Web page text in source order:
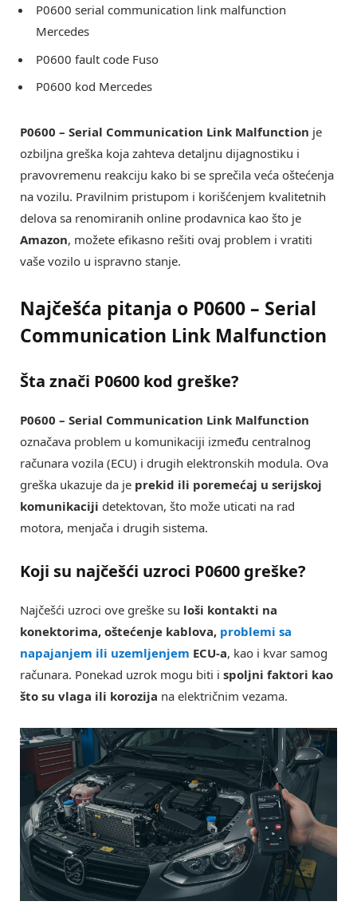
P0600 serial communication link malfunction
Mercedes
P0600 fault code Fuso
P0600 kod Mercedes
P0600 – Serial Communication Link Malfunction je
ozbiljna greška koja zahteva detaljnu dijagnostiku i
pravovremenu reakciju kako bi se sprečila veća oštećenja
na vozilu. Pravilnim pristupom i korišćenjem kvalitetnih
delova sa renomiranih online prodavnica kao što je
Amazon, možete efikasno rešiti ovaj problem i vratiti
vaše vozilo u ispravno stanje.
Najčešća pitanja o P0600 – Serial
Communication Link Malfunction
Šta znači P0600 kod greške?
P0600 – Serial Communication Link Malfunction
označava problem u komunikaciji između centralnog
računara vozila (ECU) i drugih elektronskih modula. Ova
greška ukazuje da je prekid ili poremećaj u serijskoj
komunikaciji detektovan, što može uticati na rad
motora, menjača i drugih sistema.
Koji su najčešći uzroci P0600 greške?
Najčešći uzroci ove greške su loši kontakti na
konektorima, oštećenje kablova, problemi sa
napajanjem ili uzemljenjem ECU-a, kao i kvar samog
računara. Ponekad uzrok mogu biti i spoljni faktori kao
što su vlaga ili korozija na električnim vezama.